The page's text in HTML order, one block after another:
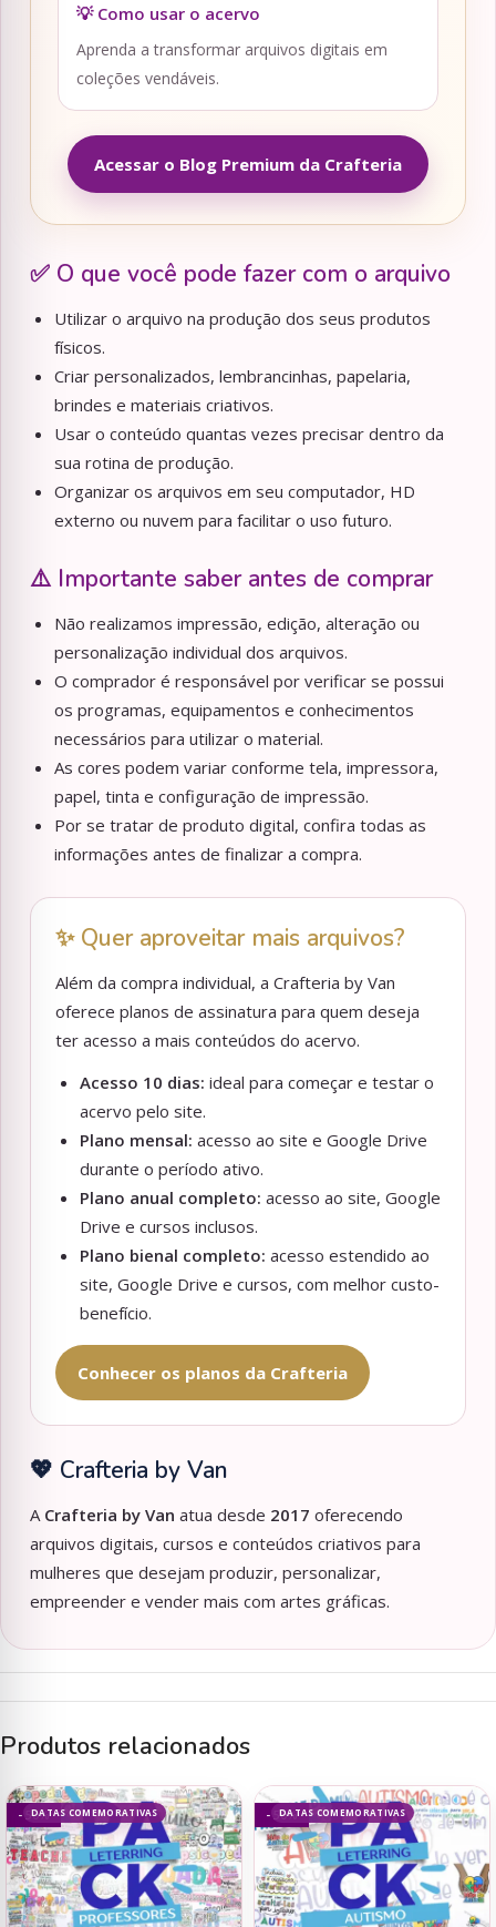
💡 Como usar o acervo
Aprenda a transformar arquivos digitais em
coleções vendáveis.
Acessar o Blog Premium da Crafteria
✅ O que você pode fazer com o arquivo
Utilizar o arquivo na produção dos seus produtos
físicos.
Criar personalizados, lembrancinhas, papelaria,
brindes e materiais criativos.
Usar o conteúdo quantas vezes precisar dentro da
sua rotina de produção.
Organizar os arquivos em seu computador, HD
externo ou nuvem para facilitar o uso futuro.
⚠️ Importante saber antes de comprar
Não realizamos impressão, edição, alteração ou
personalização individual dos arquivos.
O comprador é responsável por verificar se possui
os programas, equipamentos e conhecimentos
necessários para utilizar o material.
As cores podem variar conforme tela, impressora,
papel, tinta e configuração de impressão.
Por se tratar de produto digital, confira todas as
informações antes de finalizar a compra.
✨ Quer aproveitar mais arquivos?
Além da compra individual, a Crafteria by Van
oferece planos de assinatura para quem deseja
ter acesso a mais conteúdos do acervo.
Acesso 10 dias: ideal para começar e testar o
acervo pelo site.
Plano mensal: acesso ao site e Google Drive
durante o período ativo.
Plano anual completo: acesso ao site, Google
Drive e cursos inclusos.
Plano bienal completo: acesso estendido ao
site, Google Drive e cursos, com melhor custo-
benefício.
Conhecer os planos da Crafteria
💖 Crafteria by Van
A Crafteria by Van atua desde 2017 oferecendo
arquivos digitais, cursos e conteúdos criativos para
mulheres que desejam produzir, personalizar,
empreender e vender mais com artes gráficas.
Produtos relacionados
DATAS COMEMORATIVAS
- 50% DATAS COMEMORATIVAS
- 50%